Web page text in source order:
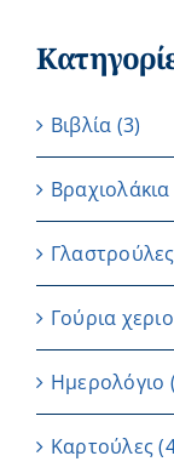
Βιβλία (3)
Βραχιολάκια
Γλαστρούλες
Γούρια
Ημερολόγιο
Καρτούλες